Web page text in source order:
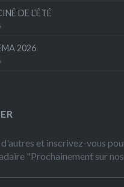
DE L’ÉTÉ
2026
et inscrivez-vous
"Prochainement sur